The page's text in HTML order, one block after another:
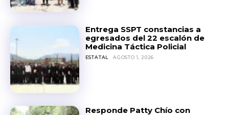
Entrega SSPT constancias a
egresados del 22 escalón de
Medicina Táctica Policial
ESTATAL AGOSTO 1, 2026
Responde Patty Chío con